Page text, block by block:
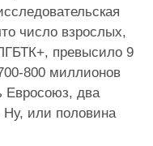
число взрослых,
превысило 9
800 миллионов
Евросоюз, два
или половина